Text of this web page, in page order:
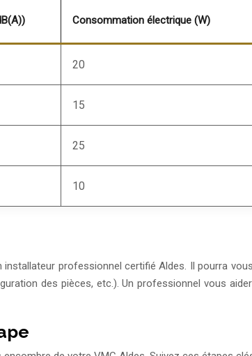
Consommation électrique (W)
20
15
25
10
professionnel certifié Aldes. Il pourra
des pièces, etc.). Un professionnel vous